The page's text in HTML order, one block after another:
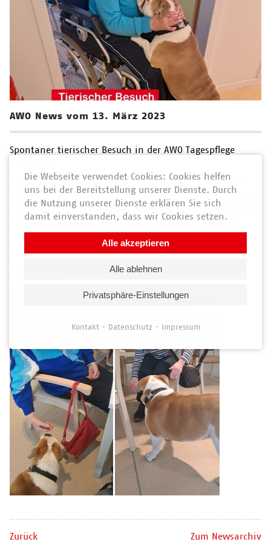
AWO News vom 13. März 2023
Spontaner tierischer Besuch in der AWO Tagespflege
Heute erhielt die Tagespflege in Sitzendorf besuch von
Bettina Leißner vom Modegeschäft "Mode für Dich“ aus
Schwarza, um eine kommende Veranstaltung für unsere
Senioren zu planen. Im Gepäck hatte Sie ihren Hund,
unseren Gästen und sie wollten sie fast schon nicht
mehr hergeben. Das wird wohl nicht der letzte Besuch
Zurück Zum Newsarchiv
Die Webseite verwendet Cookies: Cookies helfen
uns bei der Bereitstellung unserer Dienste. Durch
die Nutzung unserer Dienste erklären Sie sich
damit einverstanden, dass wir Cookies setzen.
Alle akzeptieren
Alle ablehnen
Privatsphäre-Einstellungen
Kontakt Datenschutz Impressum